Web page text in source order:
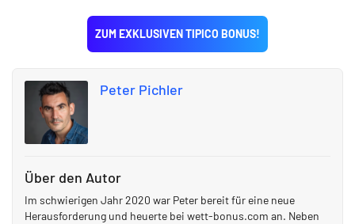
ZUM EXKLUSIVEN TIPICO BONUS!
Peter Pichler
Über den Autor
Im schwierigen Jahr 2020 war Peter bereit für eine neue
Herausforderung und heuerte bei wett-bonus.com an. Neben